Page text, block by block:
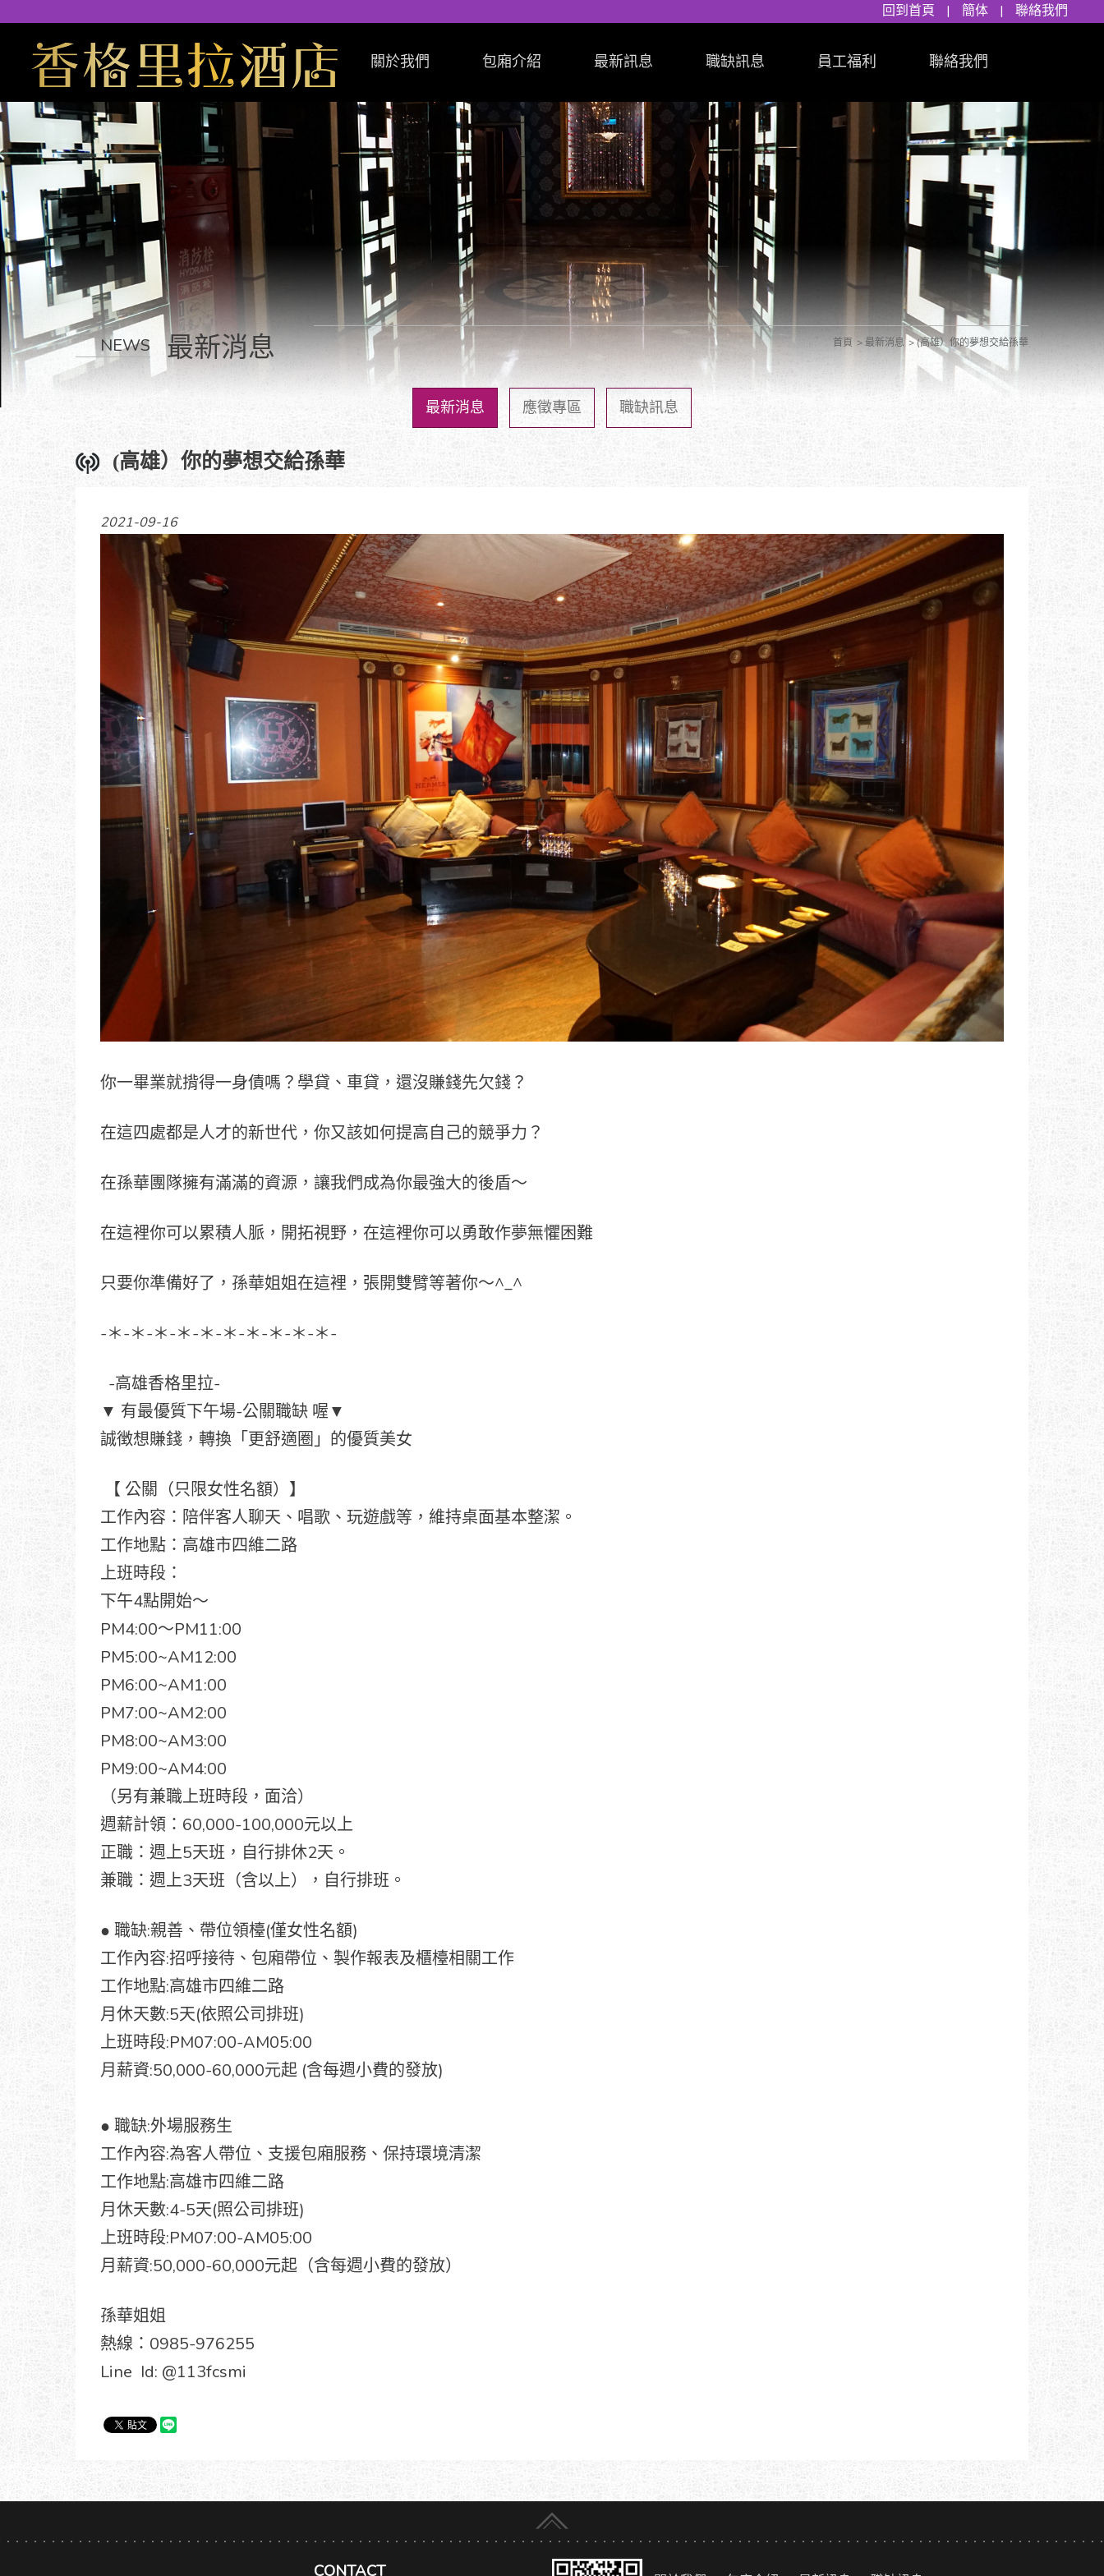
回到首頁 | 簡体 | 聯絡我們
關於我們 包廂介紹 最新訊息 職缺訊息 員工福利 聯絡我們
NEWS 最新消息 首頁 最新消息 (高雄）你的夢想交給孫華
最新消息 應徵專區 職缺訊息
(高雄）你的夢想交給孫華
2021-09-16
你一畢業就揹得一身債嗎？學貸、車貸，還沒賺錢先欠錢？
在這四處都是人才的新世代，你又該如何提高自己的競爭力？
在孫華團隊擁有滿滿的資源，讓我們成為你最強大的後盾～
在這裡你可以累積人脈，開拓視野，在這裡你可以勇敢作夢無懼困難
只要你準備好了，孫華姐姐在這裡，張開雙臂等著你～^_^
-＊-＊-＊-＊-＊-＊-＊-＊-＊-＊-
-高雄香格里拉-
▼ 有最優質下午場-公關職缺 喔▼
誠徴想賺錢，轉換「更舒適圈」的優質美女
【 公關（只限女性名額）】
工作內容：陪伴客人聊天、唱歌、玩遊戲等，維持桌面基本整潔。
工作地點：高雄市四維二路
上班時段：
下午4點開始～
PM4:00～PM11:00
PM5:00~AM12:00
PM6:00~AM1:00
PM7:00~AM2:00
PM8:00~AM3:00
PM9:00~AM4:00
（另有兼職上班時段，面洽）
週薪計領：60,000-100,000元以上
正職：週上5天班，自行排休2天。
兼職：週上3天班（含以上），自行排班。
● 職缺:親善、帶位領檯(僅女性名額)
工作內容:招呼接待、包廂帶位、製作報表及櫃檯相關工作
工作地點:高雄市四維二路
月休天數:5天(依照公司排班)
上班時段:PM07:00-AM05:00
月薪資:50,000-60,000元起 (含每週小費的發放)
● 職缺:外場服務生
工作內容:為客人帶位、支援包廂服務、保持環境清潔
工作地點:高雄市四維二路
月休天數:4-5天(照公司排班)
上班時段:PM07:00-AM05:00
月薪資:50,000-60,000元起（含每週小費的發放）
孫華姐姐
熱線：0985-976255
Line Id: @113fcsmi
CONTACT